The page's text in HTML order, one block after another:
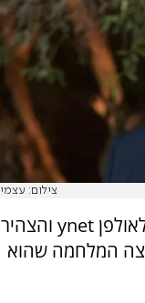
צילום: עצמי
ynet והצהיר
המלחמה שהוא